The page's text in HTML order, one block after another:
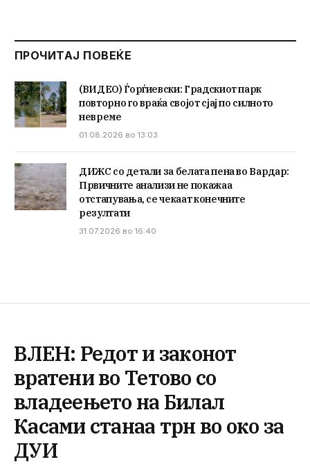
ПРОЧИТАЈ ПОВЕЌЕ
(ВИДЕО) Ѓорѓиевски: Градскиот парк
повторно го враќа својот сјај по силното
невреме
01.08.2026 во 13:03
ДИЖС со детали за белата пена во Вардар:
Првичните анализи не покажаа
отстапувања, се чекаат конечните
резултати
31.07.2026 во 16:40
ВЛЕН: Редот и законот
вратени во Тетово со
владеењето на Билал
Касами станаа трн во око за
ДУИ